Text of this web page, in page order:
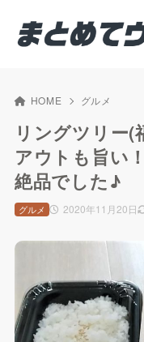
HOME グルメ
リングツリー(
アウトも旨い
絶品でした♪
2020年11月20日
グルメ